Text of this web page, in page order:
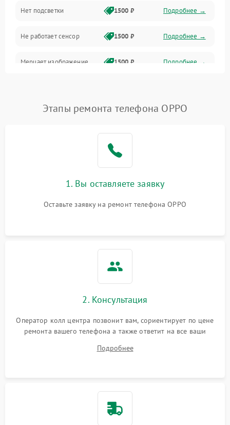
Проблемы с работой системы, корпусом и другие
Нет подсветки 1500 ₽ Подробнее →
Не работает сенсор 1500 ₽ Подробнее →
Мерцает изображение 1500 ₽ Подробнее →
Не работает Face ID 4000 ₽ Подробнее →
Этапы ремонта телефона OPPO
1. Вы оставляете заявку
Оставьте заявку на ремонт телефона OPPO
2. Консультация
Оператор колл центра позвонит вам, сориентирует по цене
ремонта вашего телефона а также ответит на все ваши
Подробнее